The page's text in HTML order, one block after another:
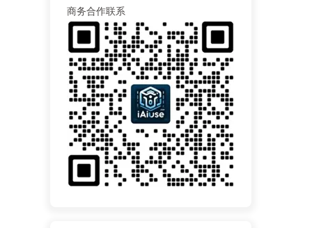
商务合作联系